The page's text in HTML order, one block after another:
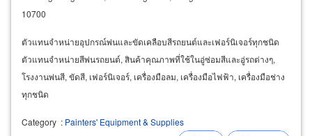
10700
ตัวแทนจำหน่ายอุปกรณ์พ่นและขัดเคลือบสีรถยนต์และเฟอร์นิเจอร์ทุกชนิด
ตัวแทนจำหน่ายสีพ่นรถยนต์, สินค้าคุณภาพที่ใช้ในอู่ซ่อมสีและอู่รถต่างๆ,
โรงงานพ่นสี, ขัดสี, เฟอร์นิเจอร์, เครื่องมือลม, เครื่องมือไฟฟ้า, เครื่องมือช่าง
ทุกชนิด
Category : Painters' Equipment & Supplies